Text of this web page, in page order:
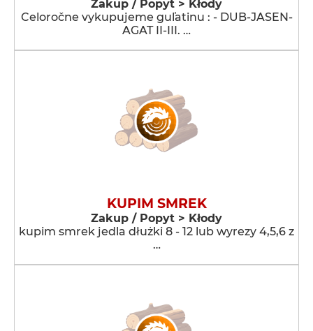
Zakup / Popyt > Kłody
Celoročne vykupujeme guľatinu : - DUB-JASEN-
AGAT II-III. …
KUPIM SMREK
Zakup / Popyt > Kłody
kupim smrek jedla dłużki 8 - 12 lub wyrezy 4,5,6 z
…